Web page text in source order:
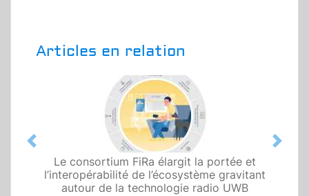
Articles en relation
Le consortium FiRa élargit la portée et
l’interopérabilité de l’écosystème gravitant
autour de la technologie radio UWB
Previous Next